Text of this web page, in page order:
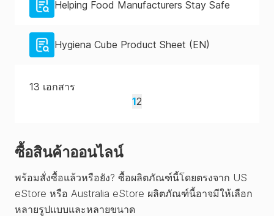
Helping Food Manufacturers Stay Safe
Hygiena Cube Product Sheet (EN)
13 เอกสาร
12
ซื้อสินค้าออนไลน์
พร้อมสั่งซื้อแล้วหรือยัง? ซื้อผลิตภัณฑ์นี้โดยตรงจาก US
eStore หรือ Australia eStore ผลิตภัณฑ์นี้อาจมีให้เลือก
หลายรูปแบบและหลายขนาด